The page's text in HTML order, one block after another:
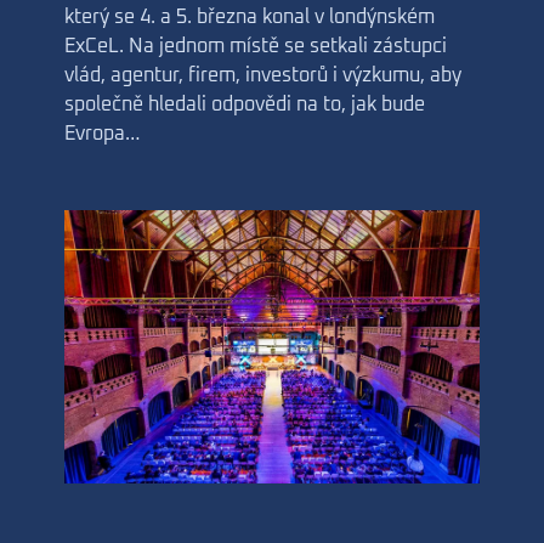
který se 4. a 5. března konal v londýnském
ExCeL. Na jednom místě se setkali zástupci
vlád, agentur, firem, investorů i výzkumu, aby
společně hledali odpovědi na to, jak bude
Evropa…